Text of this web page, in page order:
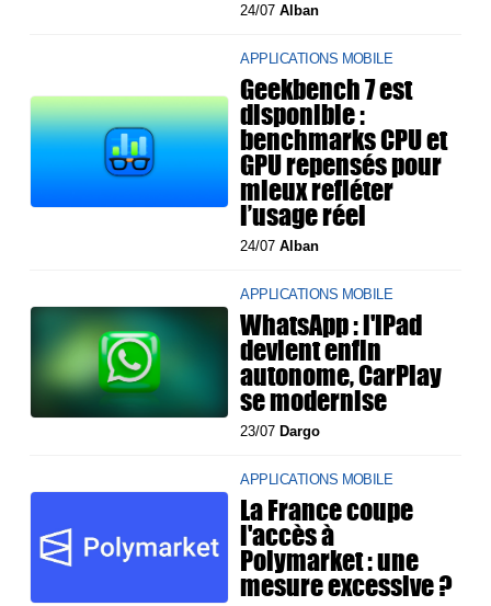
24/07Alban
APPLICATIONS MOBILE
Geekbench 7 est
disponible :
benchmarks CPU et
GPU repensés pour
mieux refléter
l’usage réel
24/07Alban
APPLICATIONS MOBILE
WhatsApp : l'iPad
devient enfin
autonome, CarPlay
se modernise
23/07Dargo
APPLICATIONS MOBILE
La France coupe
l'accès à
Polymarket : une
mesure excessive ?